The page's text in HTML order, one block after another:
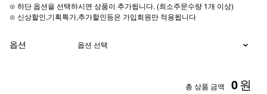
⊙ 하단 옵션을 선택하시면 상품이 추가됩니다. (최소주문수량 1개 이상)
⊙ 신상할인,기획특가,추가할인등은 가입회원만 적용됩니다
옵션
총 상품 금액 0원